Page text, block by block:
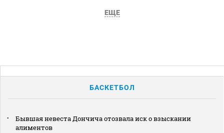
ЕЩЕ
БАСКЕТБОЛ
Бывшая невеста Дончича отозвала иск о взыскании
алиментов